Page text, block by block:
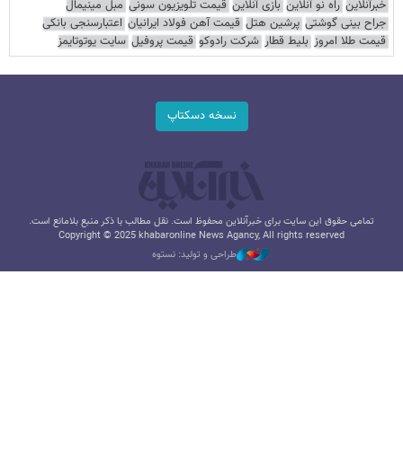
خبرآنلاین راه نو آنلاین بازی آنلاین قیمت تلویزیون سونی مبل مینیمال
جراح بینی گوشتی پرشین هتل قیمت آهن فولاد ایرانیان اعتبارسنجی بانکی
قیمت طلا امروز بلیط قطار شرکت رادوکو قیمت پروفیل سایت یوتوتایمز
نسخه دسکتاپ
تمامی حقوق این سایت برای خبرآنلاین محفوظ است. نقل مطالب با ذکر منبع بلامانع است.
Copyright © 2025 khabaronline News Agancy, All rights reserved
طراحی و تولید: نستوه